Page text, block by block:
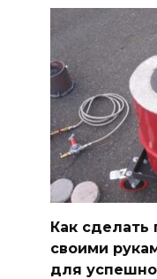
Как сделать
своими
для